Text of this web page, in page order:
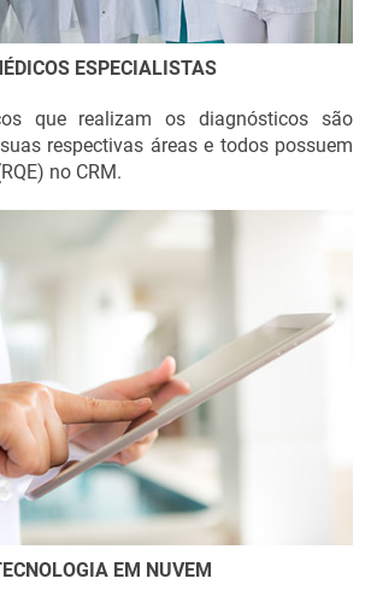
ESPECIALISTAS
que realizam os diagnósticos são
respectivas áreas e todos possuem
no CRM.
EM NUVEM